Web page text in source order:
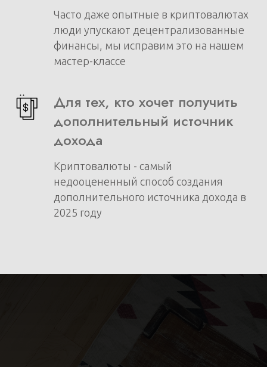
Часто даже опытные в криптовалютах
люди упускают децентрализованные
финансы, мы исправим это на нашем
мастер-классе
Для тех, кто хочет получить
дополнительный источник
дохода
Криптовалюты - самый
недооцененный способ создания
дополнительного источника дохода в
2025 году